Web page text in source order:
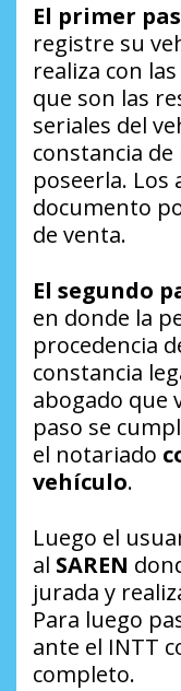
El primer
registre su
realiza con
que son las
seriales del
constancia
poseerla. Los
documento
de venta.
El segundo
en donde la
procedencia
constancia
abogado que
paso se
el notariado
vehículo.
Luego el
al SAREN
jurada y
Para luego
ante el INTT
completo.